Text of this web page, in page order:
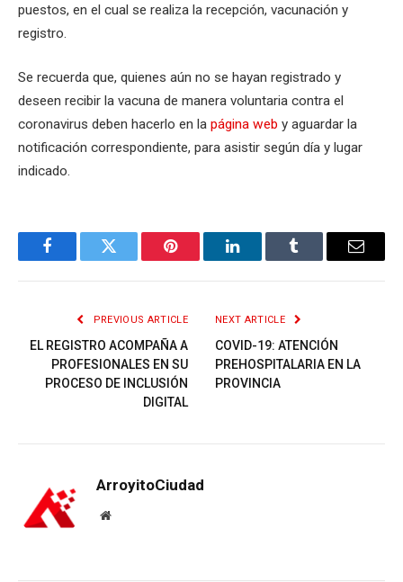
puestos, en el cual se realiza la recepción, vacunación y
registro.
Se recuerda que, quienes aún no se hayan registrado y
deseen recibir la vacuna de manera voluntaria contra el
coronavirus deben hacerlo en la página web y aguardar la
notificación correspondiente, para asistir según día y lugar
indicado.
FacebookTwitter Pinterest LinkedInTumblr Email
PREVIOUS ARTICLE
EL REGISTRO ACOMPAÑA A
PROFESIONALES EN SU
PROCESO DE INCLUSIÓN
DIGITAL
NEXT ARTICLE
COVID-19: ATENCIÓN
PREHOSPITALARIA EN LA
PROVINCIA
ArroyitoCiudad
Website